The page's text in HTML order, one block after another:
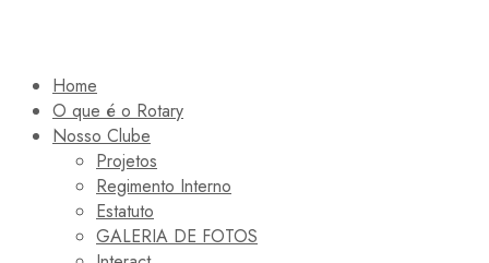
Home
O que é o Rotary
Nosso Clube
Projetos
Regimento Interno
Estatuto
GALERIA DE FOTOS